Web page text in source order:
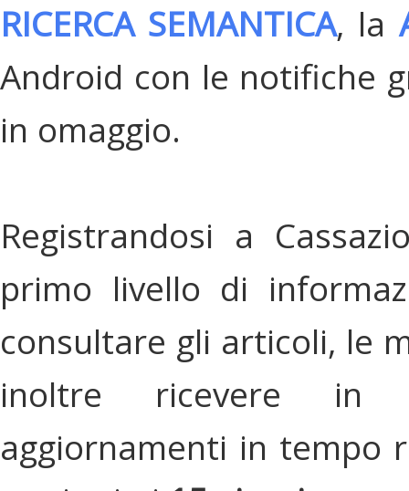
RICERCA SEMANTICA, la
Android con le notifiche
in omaggio.
Registrandosi a
primo livello di
consultare gli articoli, le
inoltre ricevere in
aggiornamenti in tempo